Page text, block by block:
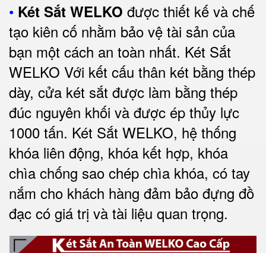
• Két Sắt WELKO được thiết kế và chế
tạo kiên cố nhằm bảo vệ tài sản của
bạn một cách an toàn nhất. Két Sắt
WELKO Với kết cấu thân két bằng thép
dày, cửa két sắt được làm bằng thép
đúc nguyên khối và được ép thủy lực
1000 tấn. Két Sắt WELKO, hệ thống
khóa liên động, khóa kết hợp, khóa
chìa chống sao chép chìa khóa, có tay
nắm cho khách hàng đảm bảo đựng đồ
đạc có giá trị và tài liệu quan trọng.